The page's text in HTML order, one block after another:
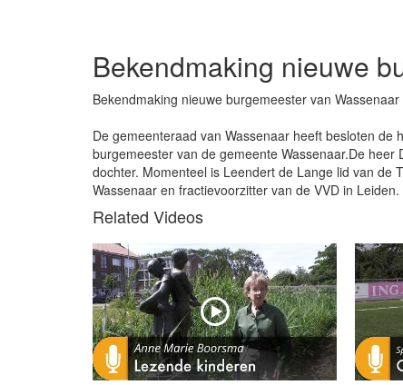
Bekendmaking nieuwe
Bekendmaking nieuwe burgemeester van Wassenaar
De gemeenteraad van Wassenaar heeft besloten
burgemeester van de gemeente Wassenaar.De
dochter. Momenteel is Leendert de Lange lid van de
Wassenaar en fractievoorzitter van de VVD in
Related Videos